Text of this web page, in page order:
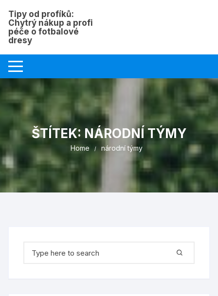
content
Tipy od profíků:
Chytrý nákup a profi
péče o fotbalové
dresy
ŠTÍTEK: NÁRODNÍ TÝMY
Home národní týmy
for: